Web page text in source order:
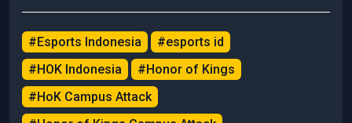
#Esports Indonesia
#esports id
#HOK Indonesia
#Honor of Kings
#HoK Campus Attack